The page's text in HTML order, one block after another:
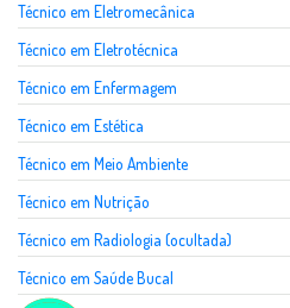
Técnico em Eletromecânica
Técnico em Eletrotécnica
Técnico em Enfermagem
Técnico em Estética
Técnico em Meio Ambiente
Técnico em Nutrição
Técnico em Radiologia (ocultada)
Técnico em Saúde Bucal